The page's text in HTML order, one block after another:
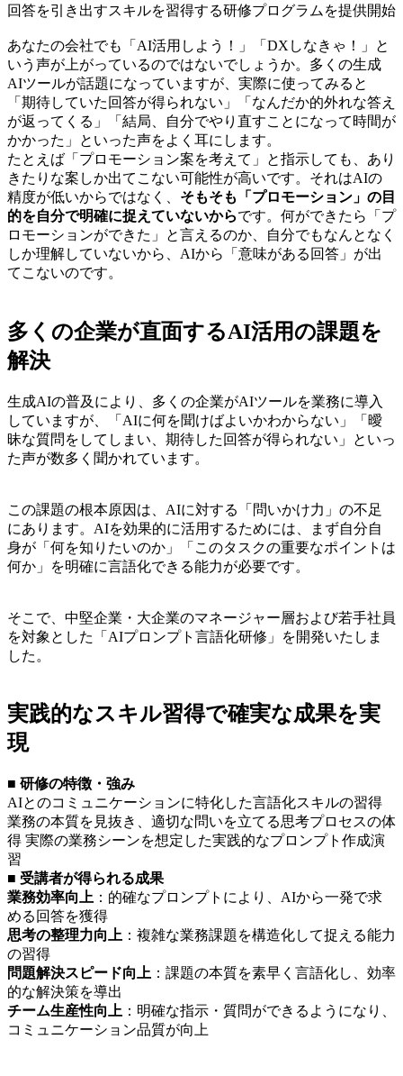
回答を引き出すスキルを習得する研修プログラムを提供開始
あなたの会社でも「AI活用しよう！」「DXしなきゃ！」と
いう声が上がっているのではないでしょうか。多くの生成
AIツールが話題になっていますが、実際に使ってみると
「期待していた回答が得られない」「なんだか的外れな答え
が返ってくる」「結局、自分でやり直すことになって時間が
かかった」といった声をよく耳にします。
たとえば「プロモーション案を考えて」と指示しても、あり
きたりな案しか出てこない可能性が高いです。それはAIの
精度が低いからではなく、 そもそも「プロモーション」の目
的を自分で明確に捉えていないからです。何ができたら「プ
ロモーションができた」と言えるのか、自分でもなんとなく
しか理解していないから、AIから「意味がある回答」が出
てこないのです。
多くの企業が直面するAI活用の課題を
解決
生成AIの普及により、多くの企業がAIツールを業務に導入
していますが、「AIに何を聞けばよいかわからない」「曖
昧な質問をしてしまい、期待した回答が得られない」といっ
た声が数多く聞かれています。
この課題の根本原因は、AIに対する「問いかけ力」の不足
にあります。AIを効果的に活用するためには、まず自分自
身が「何を知りたいのか」「このタスクの重要なポイントは
何か」を明確に言語化できる能力が必要です。
そこで、中堅企業・大企業のマネージャー層および若手社員
を対象とした「AIプロンプト言語化研修」を開発いたしま
した。
実践的なスキル習得で確実な成果を実
現
■ 研修の特徴・強み
AIとのコミュニケーションに特化した言語化スキルの習得
業務の本質を見抜き、適切な問いを立てる思考プロセスの体
得 実際の業務シーンを想定した実践的なプロンプト作成演
習
■ 受講者が得られる成果
業務効率向上 ：的確なプロンプトにより、AIから一発で求
める回答を獲得
思考の整理力向上 ：複雑な業務課題を構造化して捉える能力
の習得
問題解決スピード向上 ：課題の本質を素早く言語化し、効率
的な解決策を導出
チーム生産性向上 ：明確な指示・質問ができるようになり、
コミュニケーション品質が向上